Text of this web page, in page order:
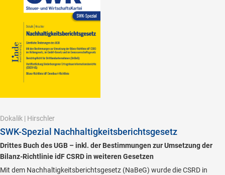
Dokalik | Hirschler
SWK-Spezial Nachhaltigkeitsberichtsgesetz
Drittes Buch des UGB – inkl. der Bestimmungen zur Umsetzung der
Bilanz-Richtlinie idF CSRD in weiteren Gesetzen
Mit dem Nachhaltigkeitsberichtsgesetz (NaBeG) wurde die CSRD in